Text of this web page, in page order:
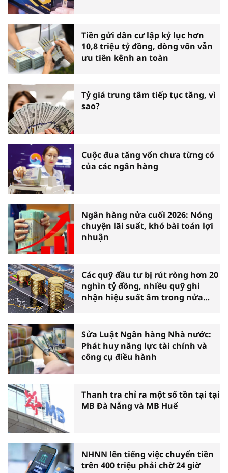
Tiền gửi dân cư lập kỷ lục hơn
10,8 triệu tỷ đồng, dòng vốn vẫn
ưu tiên kênh an toàn
Tỷ giá trung tâm tiếp tục tăng, vì
sao?
Cuộc đua tăng vốn chưa từng có
của các ngân hàng
Ngân hàng nửa cuối 2026: Nóng
chuyện lãi suất, khó bài toán lợi
nhuận
Các quỹ đầu tư bị rút ròng hơn 20
nghìn tỷ đồng, nhiều quỹ ghi
nhận hiệu suất âm trong nửa
Sửa Luật Ngân hàng Nhà nước:
Phát huy năng lực tài chính và
công cụ điều hành
Thanh tra chỉ ra một số tồn tại tại
MB Đà Nẵng và MB Huế
NHNN lên tiếng việc chuyển tiền
trên 400 triệu phải chờ 24 giờ